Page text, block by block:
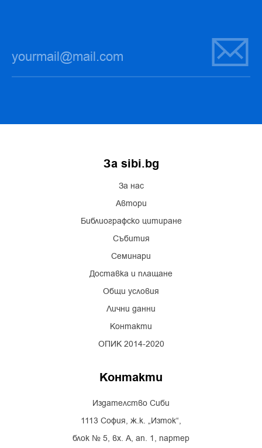
За sibi.bg
За нас
Автори
Библиографско цитиране
Събития
Семинари
Доставка и плащане
Общи условия
Лични данни
Контакти
ОПИК 2014-2020
Контакти
Издателство Сиби
1113 София, ж.к. „Изток“,
блок № 5, вх. А, ап. 1, партер